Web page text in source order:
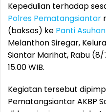
Kepedulian terhadap
Polres Pematangsiantar
(baksos) ke Panti Asuhan
Melanthon Siregar,
Siantar Marihat, Rabu
15.00 WIB.
Kegiatan tersebut
Pematangsiantar AKBP